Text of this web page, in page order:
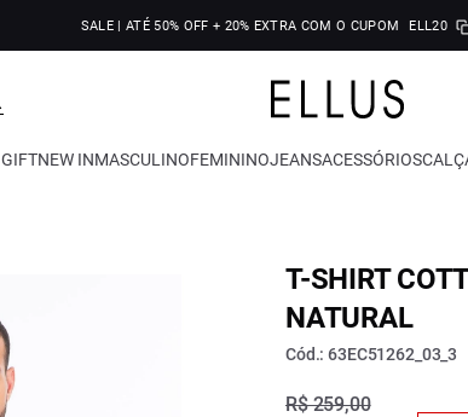
SALE | ATÉ 50% OFF + 20% EXTRA COM O CUPOM ELL20
GIFTNEW INMASCULINOFEMININOJEANSACESSÓRIOS
T-SHIRT
NATURAL
Cód.: 63EC51262_03_3
R$ 259,00